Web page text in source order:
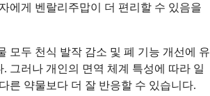
에게 벤랄리주맙이 더 편리할 수 있음을
모두 천식 발작 감소 및 폐 기능 개선에 유
그러나 개인의 면역 체계 특성에 따라 일
른 약물보다 더 잘 반응할 수 있습니다.